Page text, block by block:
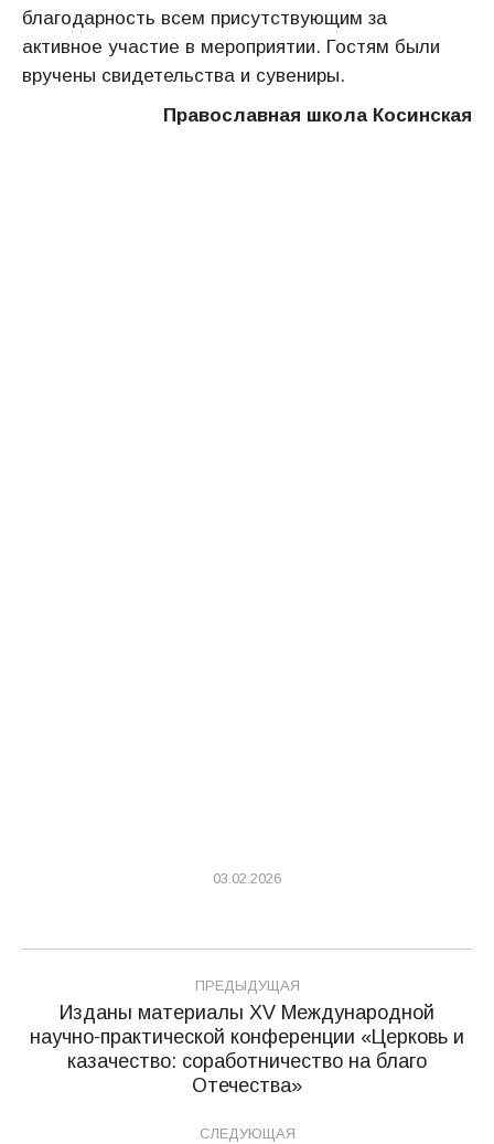
благодарность всем присутствующим за
активное участие в мероприятии. Гостям были
вручены свидетельства и сувениры.
Православная школа Косинская
03.02.2026
Навигация
по
записям
ПРЕДЫДУЩАЯ
Предыдущая
запись:
Изданы материалы XV Международной
научно-практической конференции «Церковь и
казачество: соработничество на благо
Отечества»
СЛЕДУЮЩАЯ